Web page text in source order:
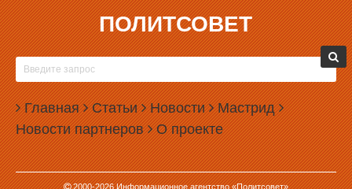
ПОЛИТСОВЕТ
Главная Статьи Новости Мастрид
Новости партнеров О проекте
2000-2026Информационное агентство «Политсовет»
24.12.2003, 16:04
25 ДЕКАБРЯ ПРОДОЛЖИТСЯ ВНЕОЧЕРЕДНОГО
ЗАСЕДАНИЯ ОБЛДУМЫ
Завтра, 25 декабря в 8.00 состоится продолжение внеочередного
заседания Свердловской областной Думы. Депутаты рассмотрят
проект закона «Об областном бюджете на 2004 год», второе
чтение. Напомним,...
24.12.2003, 15:48